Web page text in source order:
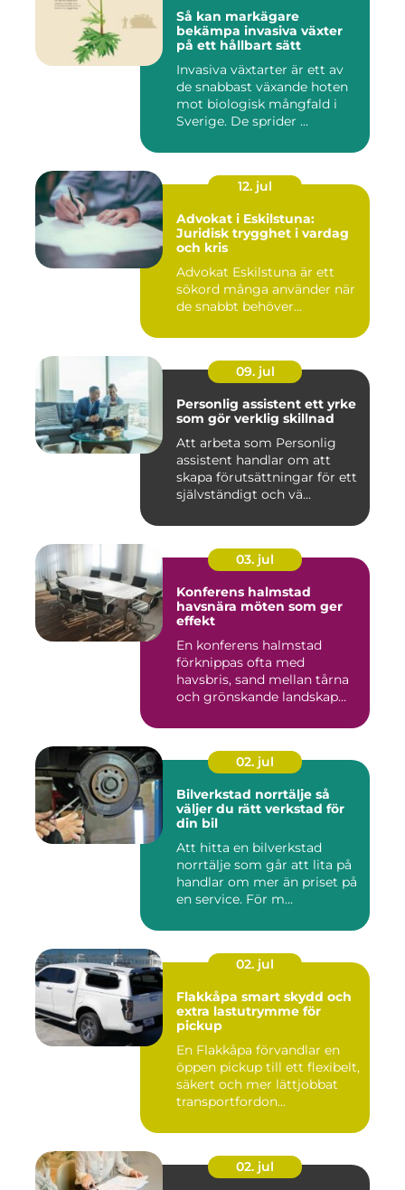
Så kan markägare
bekämpa invasiva växter
på ett hållbart sätt
Invasiva växtarter är ett av
de snabbast växande hoten
mot biologisk mångfald i
Sverige. De sprider ...
12. jul
Advokat i Eskilstuna:
Juridisk trygghet i vardag
och kris
Advokat Eskilstuna är ett
sökord många använder när
de snabbt behöver...
09. jul
Personlig assistent ett yrke
som gör verklig skillnad
Att arbeta som Personlig
assistent handlar om att
skapa förutsättningar för ett
självständigt och vä...
03. jul
Konferens halmstad
havsnära möten som ger
effekt
En konferens halmstad
förknippas ofta med
havsbris, sand mellan tårna
och grönskande landskap
02. jul
Bilverkstad norrtälje så
väljer du rätt verkstad för
din bil
Att hitta en bilverkstad
norrtälje som går att lita på
handlar om mer än priset på
en service. För m...
02. jul
Flakkåpa smart skydd och
extra lastutrymme för
pickup
En Flakkåpa förvandlar en
öppen pickup till ett flexibelt,
säkert och mer lättjobbat
transportfordon...
02. jul